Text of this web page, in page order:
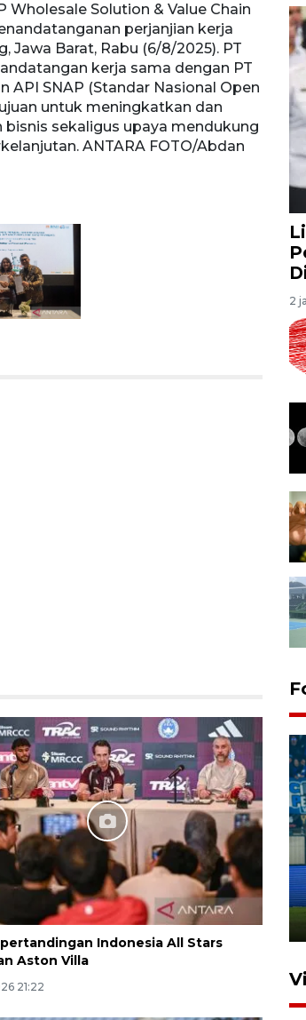
Solution & Value Chain
perjanjian kerja
Jawa Barat, Rabu (6/8/2025). PT
kerja sama dengan PT
API SNAP (Standar Nasional Open
untuk meningkatkan dan
sekaligus upaya mendukung
ANTARA FOTO/Abdan
PT
PT
dan
Indonesia All Stars
Aston Villa
21:22
2
latihan bela negara
dan manajerial SPPI di
31 Juli 2026 18:01